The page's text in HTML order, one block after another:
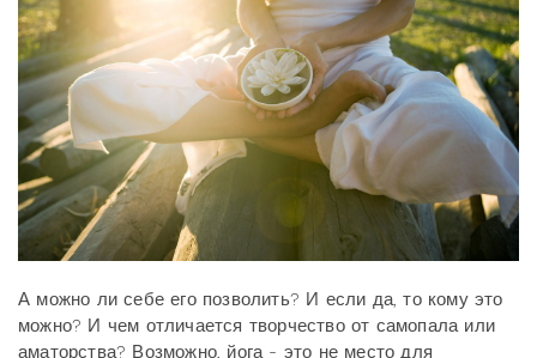
А можно ли себе его позволить? И если да, то кому это
можно? И чем отличается творчество от самопала или
аматорства? Возможно, йога - это не место для